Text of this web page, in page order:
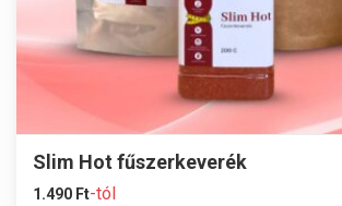
Slim Hot fűszerkeverék
1.490 Ft-tól